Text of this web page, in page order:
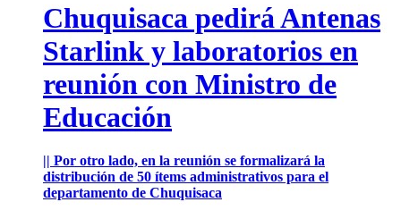
Chuquisaca pedirá Antenas
Starlink y laboratorios en
reunión con Ministro de
Educación
|| Por otro lado, en la reunión se formalizará la
distribución de 50 ítems administrativos para el
departamento de Chuquisaca